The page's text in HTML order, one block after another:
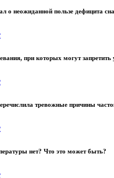
о неожиданной пользе дефицита сна
при которых могут
тревожные причины
нет? Что это может быть?